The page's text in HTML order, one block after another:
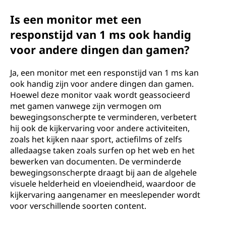
Is een monitor met een
responstijd van 1 ms ook handig
voor andere dingen dan gamen?
Ja, een monitor met een responstijd van 1 ms kan
ook handig zijn voor andere dingen dan gamen.
Hoewel deze monitor vaak wordt geassocieerd
met gamen vanwege zijn vermogen om
bewegingsonscherpte te verminderen, verbetert
hij ook de kijkervaring voor andere activiteiten,
zoals het kijken naar sport, actiefilms of zelfs
alledaagse taken zoals surfen op het web en het
bewerken van documenten. De verminderde
bewegingsonscherpte draagt bij aan de algehele
visuele helderheid en vloeiendheid, waardoor de
kijkervaring aangenamer en meeslepender wordt
voor verschillende soorten content.